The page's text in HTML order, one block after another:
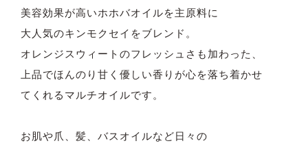
美容効果が高いホホバオイルを主原料に
大人気のキンモクセイをブレンド。
オレンジスウィートのフレッシュさも加わった、
上品でほんのり甘く優しい香りが心を落ち着かせ
てくれるマルチオイルです。
お肌や爪、髪、バスオイルなど日々の